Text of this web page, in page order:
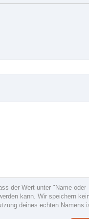
der Wert unter "Name oder
kann. Wir speichern
deines echten Namens